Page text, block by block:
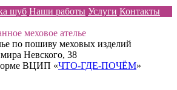
шуб Наши работы Услуги Контакты
меховое ателье
по пошиву меховых изделий
Невского, 38
ВЦИП «ЧТО-ГДЕ-ПОЧЁМ»